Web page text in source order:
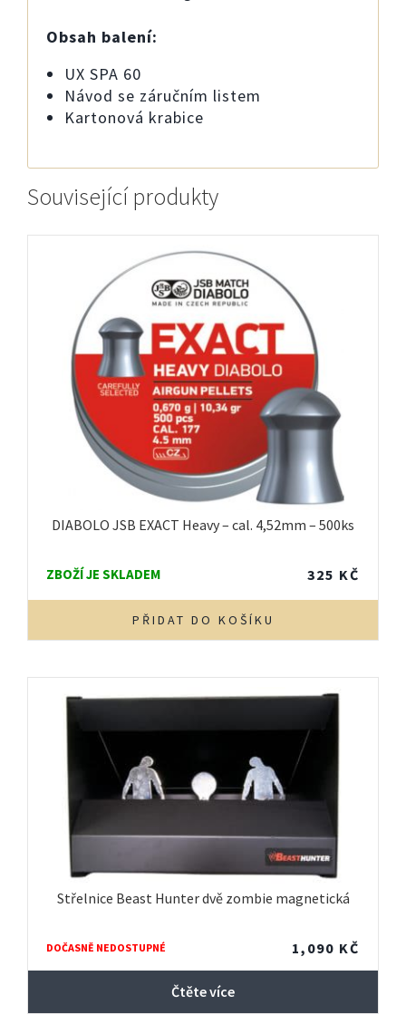
Obsah balení:
UX SPA 60
Návod se záručním listem
Kartonová krabice
Související produkty
DIABOLO JSB EXACT Heavy – cal. 4,52mm – 500ks
ZBOŽÍ JE SKLADEM 325 KČ
PŘIDAT DO KOŠÍKU
Střelnice Beast Hunter dvě zombie magnetická
DOČASNĚ NEDOSTUPNÉ 1,090 KČ
Čtěte více